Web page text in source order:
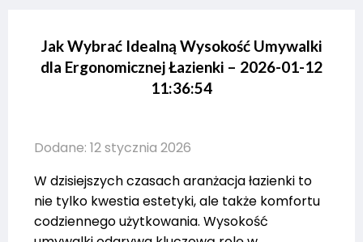
Jak Wybrać Idealną Wysokość Umywalki
dla Ergonomicznej Łazienki – 2026-01-12
11:36:54
Dodane: 12 stycznia 2026
W dzisiejszych czasach aranżacja łazienki to
nie tylko kwestia estetyki, ale także komfortu
codziennego użytkowania. Wysokość